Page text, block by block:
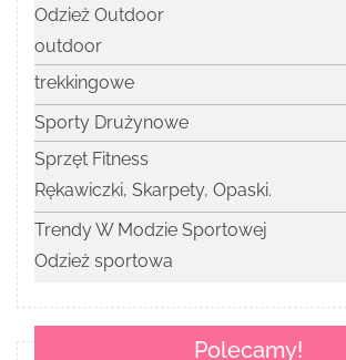
Odzież Outdoor
outdoor
trekkingowe
Sporty Drużynowe
Sprzęt Fitness
Rękawiczki, Skarpety, Opaski.
Trendy W Modzie Sportowej
Odzież sportowa
Polecamy!